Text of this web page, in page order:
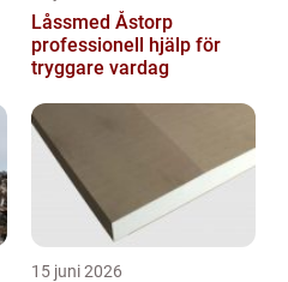
Låssmed Åstorp
professionell hjälp för
tryggare vardag
15 juni 2026